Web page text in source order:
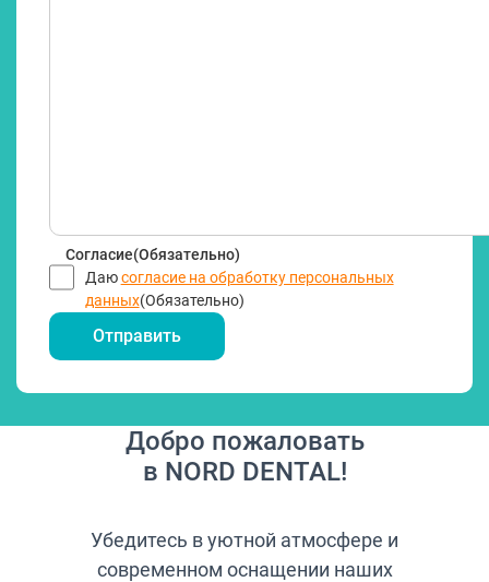
Согласие(Обязательно)
Даюсогласие на обработку персональных
данных(Обязательно)
Добро пожаловать
в NORD DENTAL!
Убедитесь в уютной атмосфере и
современном оснащении наших